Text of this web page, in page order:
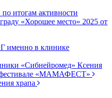
итогам активности
«Хорошее место» 2025 от
именно в клинике
«Сибнейромед» Ксения
фестивале «МАМАФЕСТ»
храпа